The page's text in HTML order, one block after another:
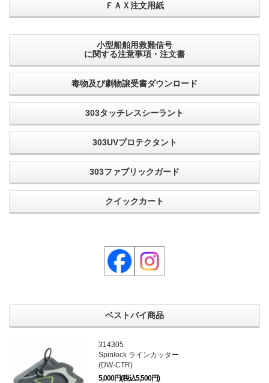
ＦＡＸ注文用紙
小型船舶用救難信号
に関する注意事項・注文書
毒物及び劇物譲受書ダウンロード
303タッチレスシーラント
303UVプロテクタント
303ファブリックガード
クイックカート
ベストバイ商品
314305
Spinlock ラインカッター
(DW-CTR)
5,000円(税込5,500円)